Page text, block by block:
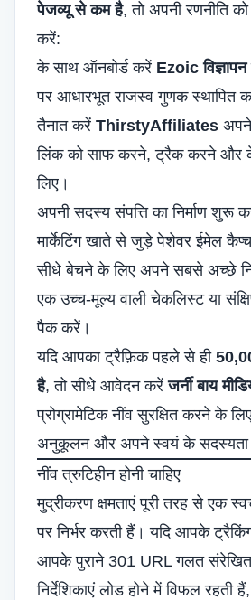
पेजव्यू से कम है, तो अपनी रणनीति
करें:
के साथ ऑनबोर्ड करें Ezoic विज्ञापन
पर आधारभूत राजस्व गुणक स्थापित
तैनात करें ThirstyAffiliates अपने
लिंक को साफ करने, ट्रैक करने और
लिए।
अपनी सदस्य संपत्ति का निर्माण शुरू
मार्केटिंग खाते से जुड़े पेशेवर ईमेल
सीधे बेचने के लिए अपने सबसे अच्छे
एक उच्च-मूल्य वाली चेकलिस्ट या
पैक करें।
यदि आपका ट्रैफ़िक पहले से ही
है, तो सीधे आवेदन करेंजर्नी बाय
प्रोग्रामेटिक नींव सुरक्षित करने के
अनुकूलन और अपने स्वयं के सदस्यता
नींव त्रुटिहीन होनी चाहिए
मुद्रीकरण क्षमताएं पूरी तरह से एक
पर निर्भर करती हैं। यदि आपके
आपके पुराने 301 URL गलत
निर्देशिकाएं लोड होने में विफल रहती